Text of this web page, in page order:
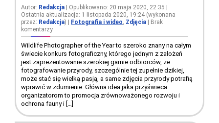
Autor: Redakcja | Opublikowano: 20 maja 2020, 22:35 |
Ostatnia aktualizacja: 1 listopada 2020, 19:24 (wykonana
przez: Redakcja) Fotografia i wideo, Zdjęcia
Brak
komentarzy
Wildlife Photographer of the Year to szeroko znany na całym
świecie konkurs fotograficzny, którego jednym z założeń
jest zaprezentowanie szerokiej gamie odbiorców, że
fotografowanie przyrody, szczególnie tej zupełnie dzikiej,
może stać się wielką pasją, a same zdjęcia przyrody potrafią
wprawić w zdumienie. Główna idea jaka przyświeca
organizatorom to promocja zrównoważonego rozwoju i
ochrona fauny i […]